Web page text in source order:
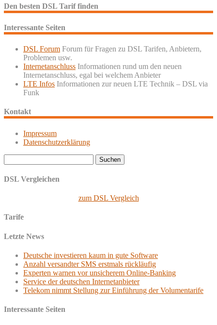
Den besten DSL Tarif finden
Interessante Seiten
DSL Forum Forum für Fragen zu DSL Tarifen, Anbietern,
Problemen usw.
Internetanschluss Informationen rund um den neuen
Internetanschluss, egal bei welchem Anbieter
LTE Infos Informationen zur neuen LTE Technik – DSL via
Funk
Kontakt
Impressum
Datenschutzerklärung
nach:
DSL Vergleichen
zum DSL Vergleich
Tarife
Letzte News
Deutsche investieren kaum in gute Software
Anzahl versandter SMS erstmals rückläufig
Experten warnen vor unsicherem Online-Banking
Service der deutschen Internetanbieter
Telekom nimmt Stellung zur Einführung der Volumentarife
Interessante Seiten